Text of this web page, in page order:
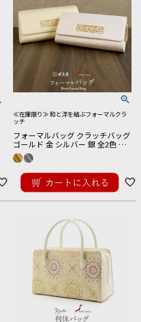
≪在庫限り≫ 和と洋を結ぶフォーマルクラ
ッチ
フォーマルバッグ クラッチバッグ
ゴールド 金 シルバー 銀 全2色 世
美庵 日本製 クラッチ フォーマル
30,800税込